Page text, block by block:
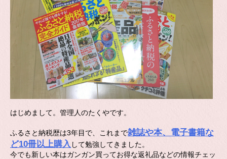
はじめまして。管理人のたくやです。
ふるさと納税歴は3年目で、これまで雑誌や本、電子書籍な
ど10冊以上購入 して勉強してきました。
今でも新しい本はガンガン買ってお得な返礼品などの情報チェッ